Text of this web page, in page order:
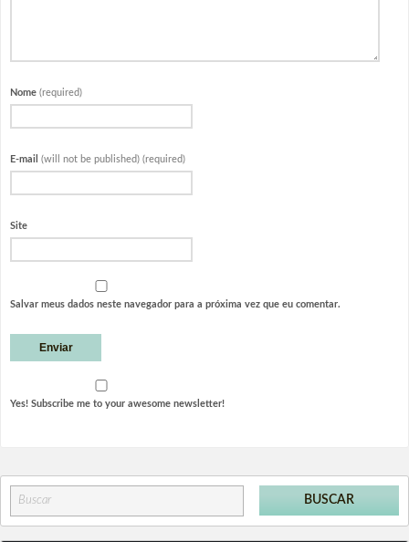
Nome (required)
E-mail (will not be published) (required)
Site
Salvar meus dados neste navegador para a próxima vez que eu comentar.
Yes! Subscribe me to your awesome newsletter!